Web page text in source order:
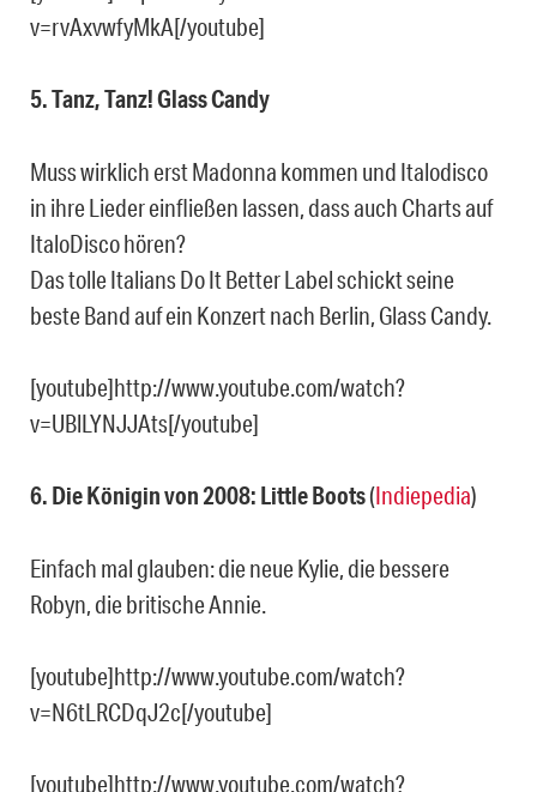
v=rvAxvwfyMkA[/youtube]
5. Tanz, Tanz! Glass Candy
Muss wirklich erst Madonna kommen und Italodisco
in ihre Lieder einfließen lassen, dass auch Charts auf
ItaloDisco hören?
Das tolle Italians Do It Better Label schickt seine
beste Band auf ein Konzert nach Berlin, Glass Candy.
[youtube]http://www.youtube.com/watch?
v=UBlLYNJJAts[/youtube]
6. Die Königin von 2008: Little Boots(Indiepedia)
Einfach mal glauben: die neue Kylie, die bessere
Robyn, die britische Annie.
[youtube]http://www.youtube.com/watch?
v=N6tLRCDqJ2c[/youtube]
[youtube]http://www.youtube.com/watch?